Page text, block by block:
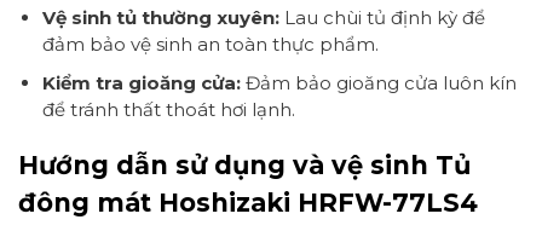
Vệ sinh tủ thường xuyên:Lau chùi tủ định kỳ để
đảm bảo vệ sinh an toàn thực phẩm.
Kiểm tra gioăng cửa:Đảm bảo gioăng cửa luôn kín
để tránh thất thoát hơi lạnh.
Hướng dẫn sử dụng và vệ sinh Tủ
đông mát Hoshizaki HRFW-77LS4